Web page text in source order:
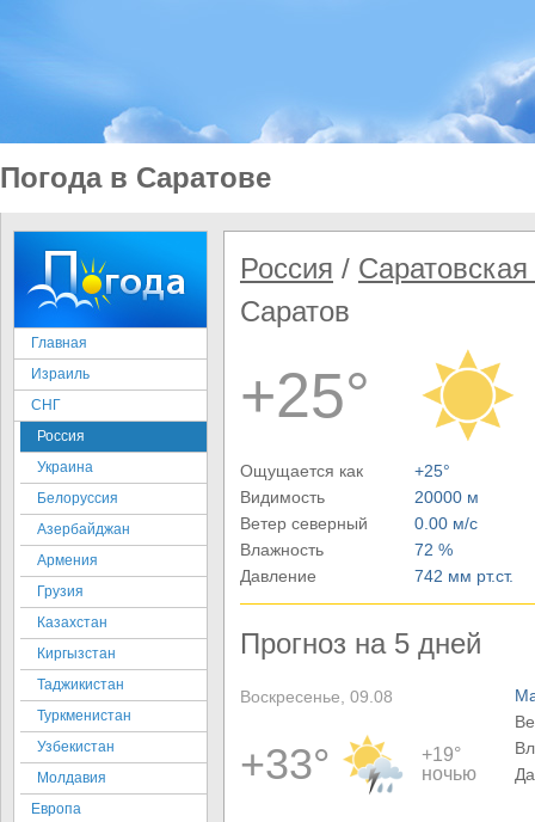
Погода в Саратове
Главная
Израиль
СНГ
Россия
Украина
Белоруссия
Азербайджан
Армения
Грузия
Казахстан
Киргызстан
Таджикистан
Туркменистан
Узбекистан
Молдавия
Европа
Россия /
Саратов
+25°
Ощущается как
+25°
Видимость
20000 м
Ветер северный
0.00 м/с
Влажность
72 %
Давление
742 мм рт.ст.
Прогноз на 5 дней
Воскресенье, 09.08
+33°
+19°
ночью